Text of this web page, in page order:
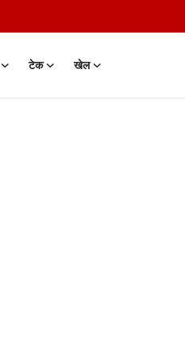
टेक खेल